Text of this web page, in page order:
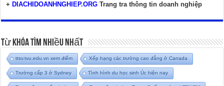
+ DIACHIDOANHNGHIEP.ORG Trang tra thông tin doanh nghiệp
Từ Khóa Tìm Nhiều Nhất
ttsv.tvu.edu.vn xem điểm Xếp hạng các trường cao đẳng ở Canada
Trường cấp 3 ở Sydney Tình hình du học sinh Úc hiện nay